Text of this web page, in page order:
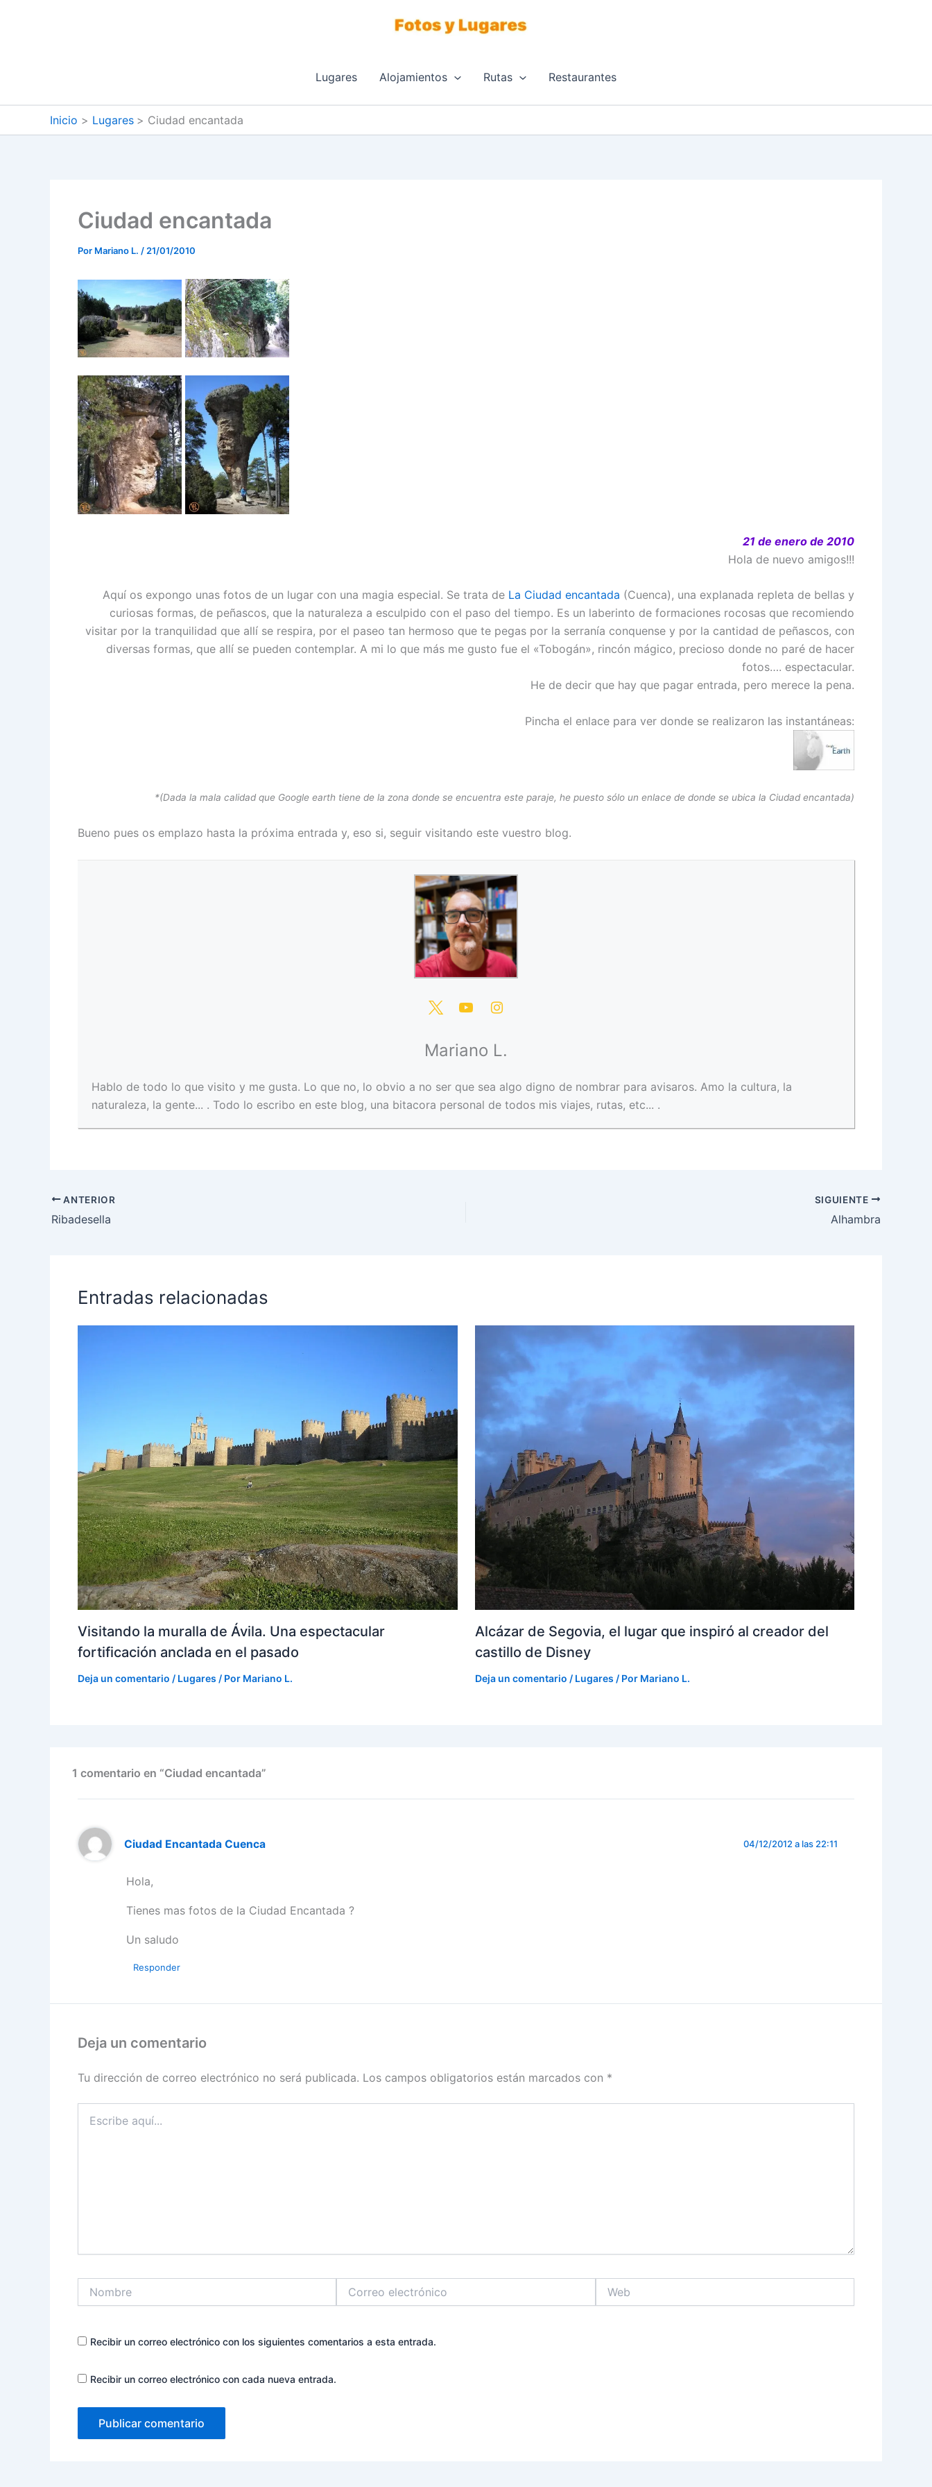
Lugares Alojamientos Rutas Restaurantes
Inicio Lugares Ciudad encantada
Ciudad encantada
Por Mariano L. /21/01/2010
21 de enero de 2010
Hola de nuevo amigos!!!
Aquí os expongo unas fotos de un lugar con una magia especial. Se trata de La Ciudad encantada (Cuenca), una explanada repleta de bellas y
curiosas formas, de peñascos, que la naturaleza a esculpido con el paso del tiempo. Es un laberinto de formaciones rocosas que recomiendo
visitar por la tranquilidad que allí se respira, por el paseo tan hermoso que te pegas por la serranía conquense y por la cantidad de peñascos, con
diversas formas, que allí se pueden contemplar. A mi lo que más me gusto fue el «Tobogán», rincón mágico, precioso donde no paré de hacer
fotos…. espectacular.
He de decir que hay que pagar entrada, pero merece la pena.
Pincha el enlace para ver donde se realizaron las instantáneas:
*(Dada la mala calidad que Google earth tiene de la zona donde se encuentra este paraje, he puesto sólo un enlace de donde se ubica la Ciudad encantada)
Bueno pues os emplazo hasta la próxima entrada y, eso si, seguir visitando este vuestro blog.
Mariano L.
Hablo de todo lo que visito y me gusta. Lo que no, lo obvio a no ser que sea algo digno de nombrar para avisaros. Amo la cultura, la
naturaleza, la gente... . Todo lo escribo en este blog, una bitacora personal de todos mis viajes, rutas, etc... .
ANTERIOR
Ribadesella
SIGUIENTE
Alhambra
Entradas relacionadas
Visitando la muralla de Ávila. Una espectacular
fortificación anclada en el pasado
Deja un comentario / Lugares / Por Mariano L.
Alcázar de Segovia, el lugar que inspiró al creador del
castillo de Disney
Deja un comentario / Lugares / Por Mariano L.
1 comentario en “Ciudad encantada”
Ciudad Encantada Cuenca 04/12/2012 a las 22:11
Hola,
Tienes mas fotos de la Ciudad Encantada ?
Un saludo
Responder
Deja un comentario
Tu dirección de correo electrónico no será publicada. Los campos obligatorios están marcados con *
aquí...
electrónico
Recibir un correo electrónico con los siguientes comentarios a esta entrada.
Recibir un correo electrónico con cada nueva entrada.